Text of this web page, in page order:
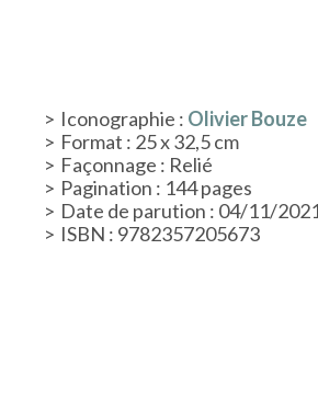
Iconographie : Olivier Bouze
Format : 25 x 32,5 cm
Façonnage : Relié
Pagination : 144 pages
Date de parution : 04/11/
ISBN : 9782357205673